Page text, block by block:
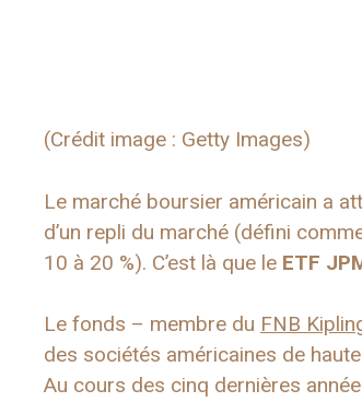
(Crédit image : Getty Images)
Le marché boursier américain a
d’un repli du marché (défini
10 à 20 %). C’est là que le ETF
Le fonds – membre du FNB
des sociétés américaines de
Au cours des cinq dernières